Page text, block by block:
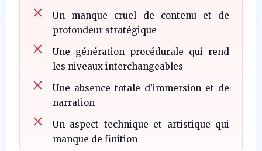
Un manque cruel de contenu et de
profondeur stratégique
Une génération procédurale qui rend
les niveaux interchangeables
Une absence totale d’immersion et de
narration
Un aspect technique et artistique qui
manque de finition